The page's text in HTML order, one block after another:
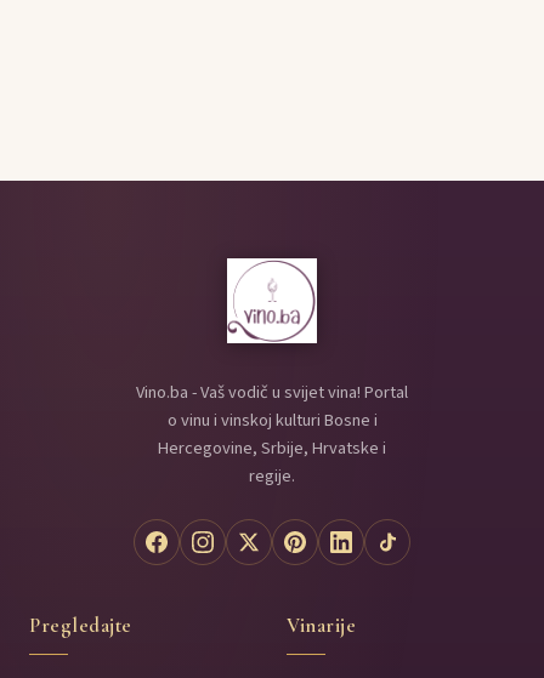
Vino.ba - Vaš vodič u svijet vina! Portal
o vinu i vinskoj kulturi Bosne i
Hercegovine, Srbije, Hrvatske i
regije.
Pregledajte Vinarije